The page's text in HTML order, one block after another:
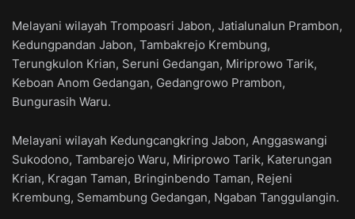
Melayani wilayah Trompoasri Jabon, Jatialunalun Prambon,
Kedungpandan Jabon, Tambakrejo Krembung,
Terungkulon Krian, Seruni Gedangan, Miriprowo Tarik,
Keboan Anom Gedangan, Gedangrowo Prambon,
Bungurasih Waru.
Melayani wilayah Kedungcangkring Jabon, Anggaswangi
Sukodono, Tambarejo Waru, Miriprowo Tarik, Katerungan
Krian, Kragan Taman, Bringinbendo Taman, Rejeni
Krembung, Semambung Gedangan, Ngaban Tanggulangin.